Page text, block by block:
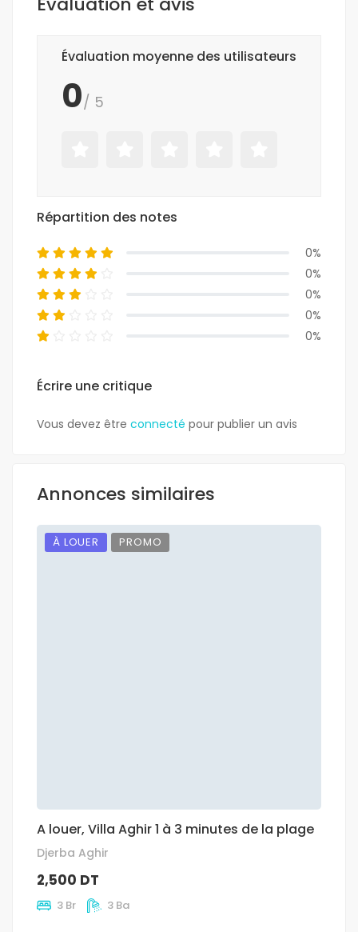
Évaluation moyenne des utilisateurs
0/ 5
Répartition des notes
0%
0%
0%
0%
0%
Écrire une critique
Vous devez être connecté pour publier un avis
Annonces similaires
À LOUER PROMO
A louer, Villa Aghir 1 à 3 minutes de la plage
Djerba Aghir
2,500 DT
3 Br 3 Ba